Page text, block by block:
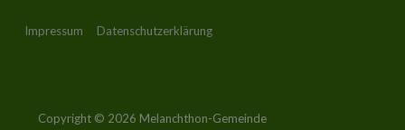
Footer-
Impressum Datenschutzerklärung
Copyright © 2026 Melanchthon-Gemeinde